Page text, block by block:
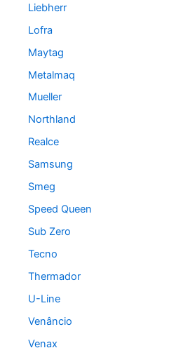
Liebherr
Lofra
Maytag
Metalmaq
Mueller
Northland
Realce
Samsung
Smeg
Speed Queen
Sub Zero
Tecno
Thermador
U-Line
Venâncio
Venax